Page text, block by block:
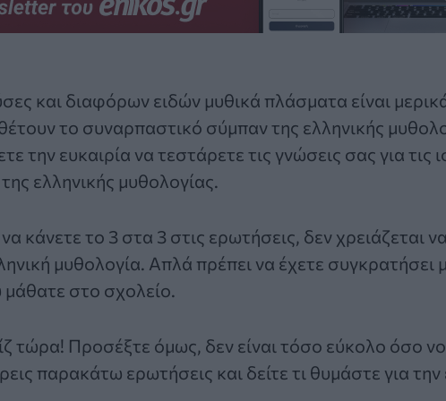
και διαφόρων ειδών μυθικά πλάσματα είναι
το συναρπαστικό σύμπαν της ελληνικής
την ευκαιρία να τεστάρετε τις γνώσεις σας για τις
ελληνικής μυθολογίας.
κάνετε το 3 στα 3 στις ερωτήσεις, δεν χρειάζεται
μυθολογία. Απλά πρέπει να έχετε συγκρατήσει
στο σχολείο.
τώρα! Προσέξτε όμως, δεν είναι τόσο εύκολο όσο
παρακάτω ερωτήσεις και δείτε τι θυμάστε για την